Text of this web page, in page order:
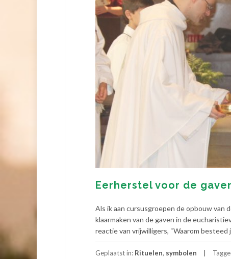
Eerherstel voor de
Als ik aan cursusgroepen de opbouw van
klaarmaken van de gaven in de
reactie van vrijwilligers, “Waarom
Geplaatst in: Rituelen, symbolen